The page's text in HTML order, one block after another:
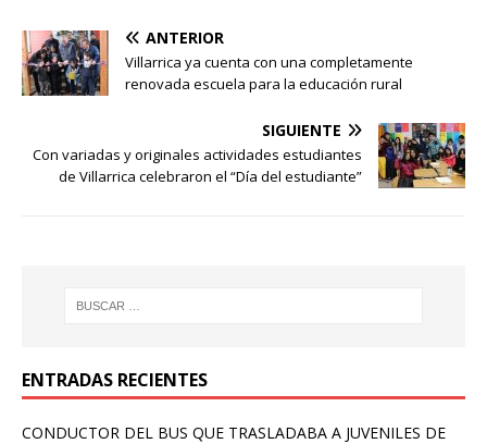
ANTERIOR
Villarrica ya cuenta con una completamente
renovada escuela para la educación rural
SIGUIENTE
Con variadas y originales actividades estudiantes
de Villarrica celebraron el “Día del estudiante”
ENTRADAS RECIENTES
CONDUCTOR DEL BUS QUE TRASLADABA A JUVENILES DE